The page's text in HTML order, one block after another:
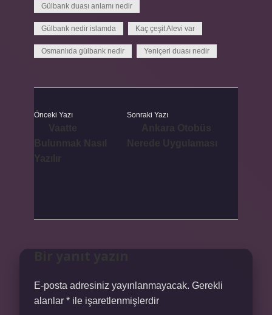
Gülbank duası anlamı nedir
Gülbank nedir islamda Kaç çeşit Alevi var
Osmanlıda gülbank nedir Yeniçeri duası nedir
Önceki Yazı Sonraki Yazı
E-posta adresiniz yayınlanmayacak. Gerekli
alanlar * ile işaretlenmişlerdir